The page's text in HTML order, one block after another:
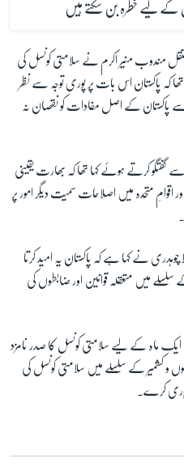
کے لیے خطرہ بن سکتے ہیں
مندوب منیر اکرم نے سلامتی کونسل کی
کہ پاکستان اس بات پر پوری توجہ سے نظر
پاکستان کے اصل مفادات کو نقصان نہ
گفتگو کرتے ہوئے کہا تھا کہ بھارت یقینی
متحدہ میں اصلاحات سمیت دیگر امور پر
چوہدری نے کہا ہے کہ پاکستان یہ امید کرتا
میں متعقلہ قوانین اور ضابطوں کی
ماہ کے لیے سلامتی کونسل کا صدر نامزد
و کشمیر کے سلسلے میں سلامتی کونسل کی
پوری کرے۔